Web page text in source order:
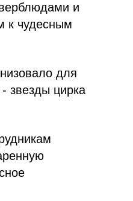
и
к чудесным
для
звезды цирка